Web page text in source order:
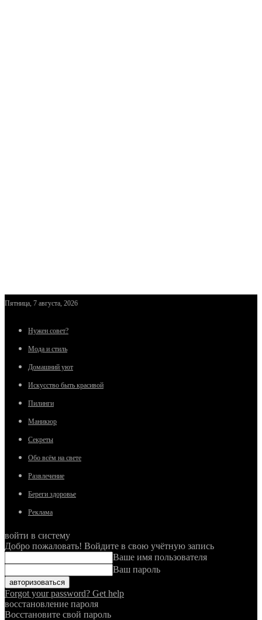
Пятница, 7 августа, 2026
Нужен совет?
Мода и стиль
Домашний уют
Искусство быть красивой
Пилинги
Маникюр
Секреты
Обо всём на свете
Развлечение
Береги здоровье
Реклама
войти в систему
Добро пожаловать! Войдите в свою учётную запись
Ваше имя пользователя
Ваш пароль
Forgot your password? Get help
восстановление пароля
Восстановите свой пароль